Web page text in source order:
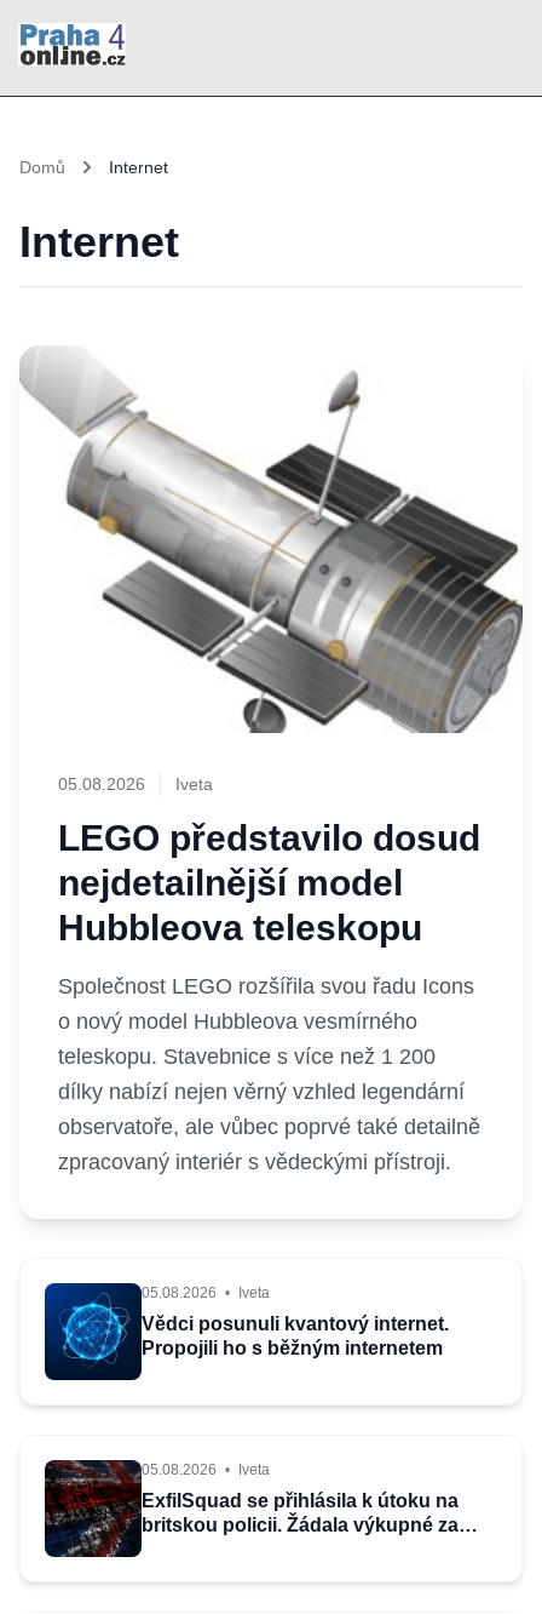
Domů Internet
Internet
05.08.2026 Iveta
LEGO představilo dosud
nejdetailnější model
Hubbleova teleskopu
Společnost LEGO rozšířila svou řadu Icons
o nový model Hubbleova vesmírného
teleskopu. Stavebnice s více než 1 200
dílky nabízí nejen věrný vzhled legendární
observatoře, ale vůbec poprvé také detailně
zpracovaný interiér s vědeckými přístroji.
05.08.2026 • Iveta
Vědci posunuli kvantový internet.
Propojili ho s běžným internetem
05.08.2026 • Iveta
ExfilSquad se přihlásila k útoku na
britskou policii. Žádala výkupné za